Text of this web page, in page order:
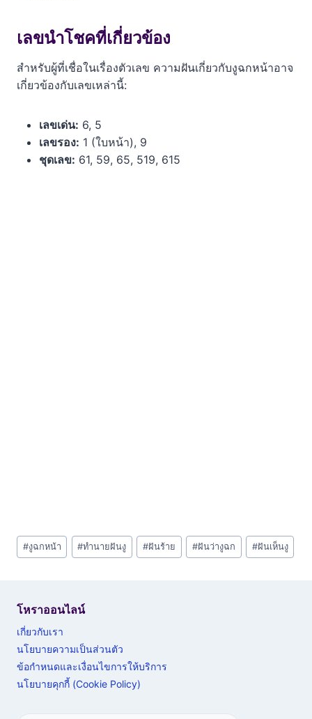
เลขนำโชคที่เกี่ยวข้อง
สำหรับผู้ที่เชื่อในเรื่องตัวเลข ความฝันเกี่ยวกับงูฉกหน้าอาจ
เกี่ยวข้องกับเลขเหล่านี้:
เลขเด่น: 6, 5
เลขรอง: 1 (ใบหน้า), 9
ชุดเลข: 61, 59, 65, 519, 615
Post
Tags:
#งูฉกหน้า #ทำนายฝันงู #ฝันร้าย #ฝันว่างูฉก #ฝันเห็นงู
โหราออนไลน์
เกี่ยวกับเรา
นโยบายความเป็นส่วนตัว
ข้อกำหนดและเงื่อนไขการให้บริการ
นโยบายคุกกี้ (Cookie Policy)